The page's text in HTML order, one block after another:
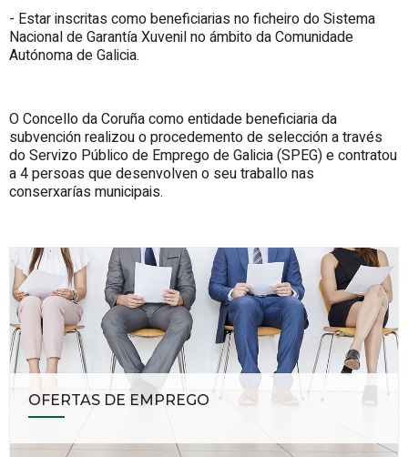
- Estar inscritas como beneficiarias no ficheiro do Sistema
Nacional de Garantía Xuvenil no ámbito da Comunidade
Autónoma de Galicia.
O Concello da Coruña como entidade beneficiaria da
subvención realizou o procedemento de selección a través
do Servizo Público de Emprego de Galicia (SPEG) e contratou
a 4 persoas que desenvolven o seu traballo nas
conserxarías municipais.
OFERTAS DE EMPREGO